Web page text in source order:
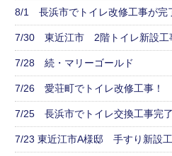
8/1 長浜市でトイレ改修工事が完
7/30 東近江市 2階トイレ新設工
7/28 続・マリーゴールド
7/26 愛荘町でトイレ改修工事！
7/25 長浜市でトイレ交換工事完了
7/23 東近江市A様邸 手すり新設